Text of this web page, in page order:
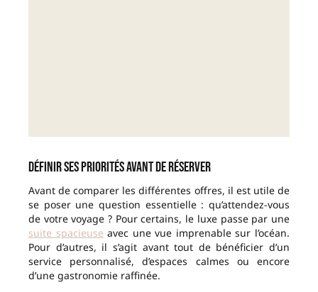
Définir ses priorités avant de réserver
Avant de comparer les différentes offres, il est utile de
se poser une question essentielle : qu’attendez-vous
de votre voyage ? Pour certains, le luxe passe par une
suite spacieuse avec une vue imprenable sur l’océan.
Pour d’autres, il s’agit avant tout de bénéficier d’un
service personnalisé, d’espaces calmes ou encore
d’une gastronomie raffinée.